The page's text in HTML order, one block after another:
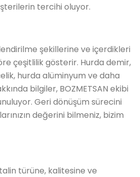
tercihi oluyor.
şekillerine ve içerdikleri
çeşitlilik gösterir. Hurda demir,
hurda alüminyum ve daha
bilgiler, BOZMETSAN ekibi
Geri dönüşüm sürecini
değerini bilmeniz, bizim
türüne, kalitesine ve